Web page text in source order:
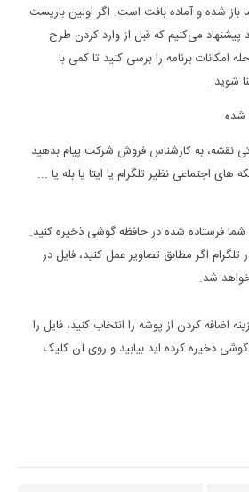
باز شده و آماده بافت است. اگر اولین باریست
پیشنهاد می‌کنیم که قبل از وارد کردن طرح
امکانات برنامه را برسی کنید تا کمی با
شوید.
شده
نقشه، به کارشناس فروش شرکت پیام بدهید
های اجتماعی نظیر تلگرام یا ایتا یا بله یا ...
شما فرستاده شده در حافظه گوشی ذخیره کنید.
تلگرام اگر مطابق تصاویر عمل کنید، فایل در
شد.
اضافه کردن از پوشه را انتخاب کنید، فایل را
ذخیره کرده اید بیابید و روی آن کلیک